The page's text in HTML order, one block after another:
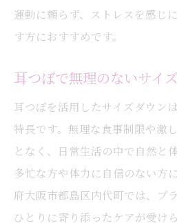
運動に頼らず、ストレスを感じ
す方におすすめです。
耳つぼで無理のないサイ
耳つぼを活用したサイズダウン
特長です。無理な食事制限や激
となく、日常生活の中で自然と
多忙な方や体力に自信のない方
府大阪市都島区内代町では、プ
ひとりに寄り添ったケアが受け